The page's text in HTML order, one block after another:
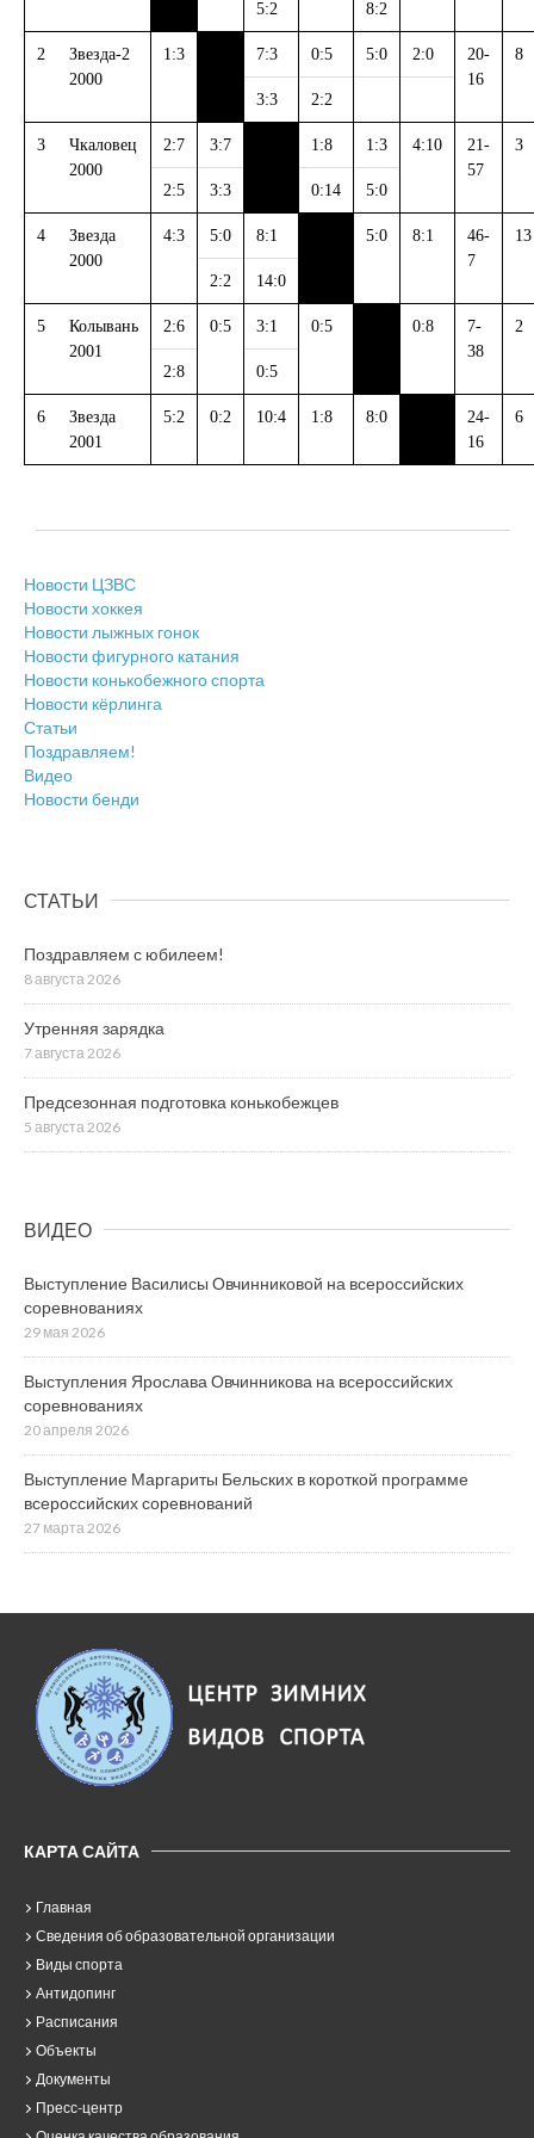
5:2 8:2
2
Звезда-2
2000
1:3 7:3 0:5 5:0 2:0
20-
16
8
3:3 2:2
3
Чкаловец
2000
2:7 3:7 1:8 1:3 4:10
21-
57
3
2:5 3:3 0:14 5:0
4
Звезда
2000
4:3 5:0 8:1 5:0 8:1
46-
7
13
2:2 14:0
5
Колывань
2001
2:6 0:5 3:1 0:5 0:8
7-
38
2
2:8 0:5
6
Звезда
2001
5:2 0:2 10:4 1:8 8:0
24-
16
6
Новости ЦЗВС
Новости хоккея
Новости лыжных гонок
Новости фигурного катания
Новости конькобежного спорта
Новости кёрлинга
Статьи
Поздравляем!
Видео
Новости бенди
СТАТЬИ
Поздравляем с юбилеем!
8 августа 2026
Утренняя зарядка
7 августа 2026
Предсезонная подготовка конькобежцев
5 августа 2026
ВИДЕО
Выступление Василисы Овчинниковой на всероссийских
соревнованиях
29 мая 2026
Выступления Ярослава Овчинникова на всероссийских
соревнованиях
20 апреля 2026
Выступление Маргариты Бельских в короткой программе
всероссийских соревнований
27 марта 2026
КАРТА САЙТА
Главная
Сведения об образовательной организации
Виды спорта
Антидопинг
Расписания
Объекты
Документы
Пресс-центр